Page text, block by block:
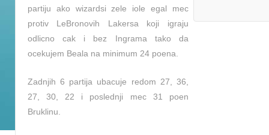
partiju ako wizardsi zele iole egal mec
protiv LeBronovih Lakersa koji igraju
odlicno cak i bez Ingrama tako da
ocekujem Beala na minimum 24 poena.
Zadnjih 6 partija ubacuje redom 27, 36,
27, 30, 22 i poslednji mec 31 poen
Bruklinu.